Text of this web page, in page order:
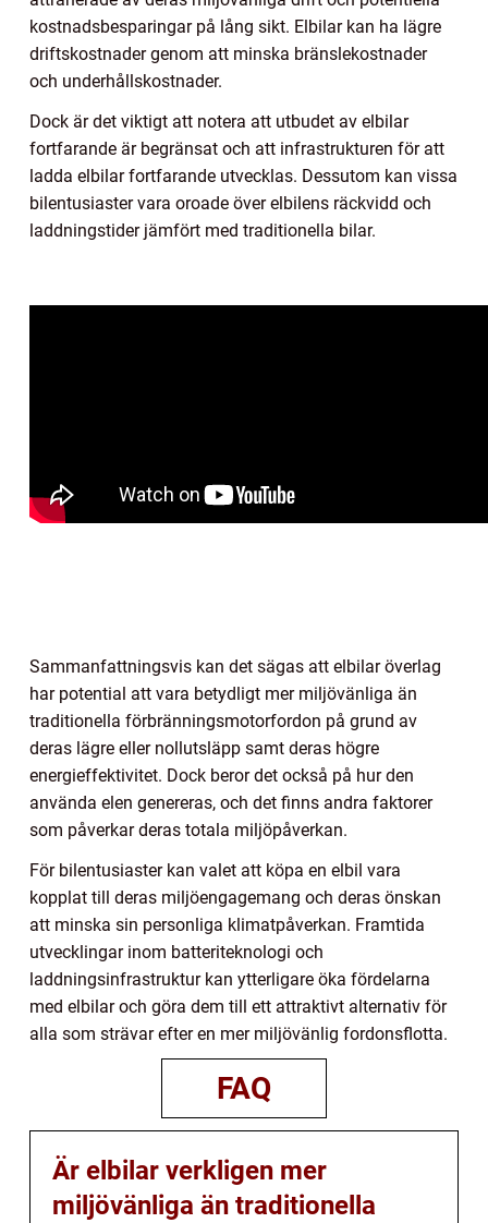
kostnadsbesparingar på lång sikt. Elbilar kan ha lägre
driftskostnader genom att minska bränslekostnader
och underhållskostnader.
Dock är det viktigt att notera att utbudet av elbilar
fortfarande är begränsat och att infrastrukturen för att
ladda elbilar fortfarande utvecklas. Dessutom kan vissa
bilentusiaster vara oroade över elbilens räckvidd och
laddningstider jämfört med traditionella bilar.
Sammanfattningsvis kan det sägas att elbilar överlag
har potential att vara betydligt mer miljövänliga än
traditionella förbränningsmotorfordon på grund av
deras lägre eller nollutsläpp samt deras högre
energieffektivitet. Dock beror det också på hur den
använda elen genereras, och det finns andra faktorer
som påverkar deras totala miljöpåverkan.
För bilentusiaster kan valet att köpa en elbil vara
kopplat till deras miljöengagemang och deras önskan
att minska sin personliga klimatpåverkan. Framtida
utvecklingar inom batteriteknologi och
laddningsinfrastruktur kan ytterligare öka fördelarna
med elbilar och göra dem till ett attraktivt alternativ för
alla som strävar efter en mer miljövänlig fordonsflotta.
FAQ
Är elbilar verkligen mer
miljövänliga än traditionella